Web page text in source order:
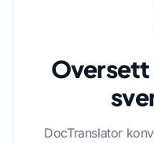
Oversett
DocTranslator